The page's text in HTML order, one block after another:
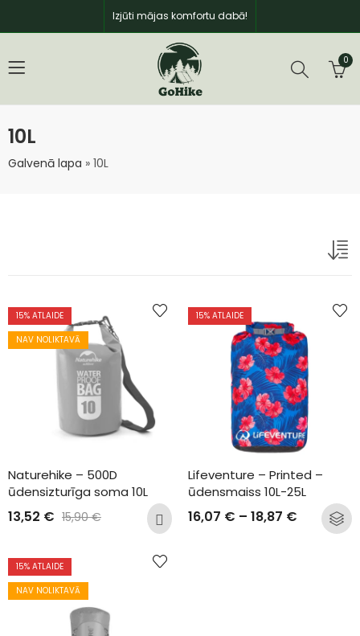
Izjūti mājas komfortu dabā!
0
10L
Galvenā lapa » 10L
15% ATLAIDE
NAV NOLIKTAVĀ
Naturehike – 500D
ūdensizturīga soma 10L
13,52 € 15,90€
15% ATLAIDE
Lifeventure – Printed –
ūdensmaiss 10L-25L
16,07 € – 18,87 €
15% ATLAIDE
NAV NOLIKTAVĀ